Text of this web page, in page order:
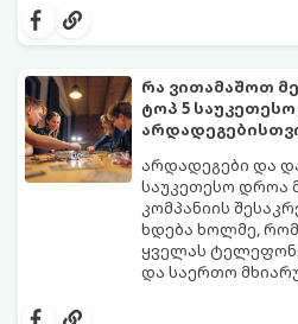
მიმართვაა.
ჯანსაღი რუტინა
აუცილებელია.
მარკეტფლეისი
დაგეხმარებათ. აქ
ინტერესის მქონე
იდეალური
რა ვითამაშოთ
ტოპ 5
არდადეგები და
საუკეთესო დროა
კომპანიის
ხდება ხოლმე,
ყველას
და საერთო
დასაღწევად და
იუმორით სავსე